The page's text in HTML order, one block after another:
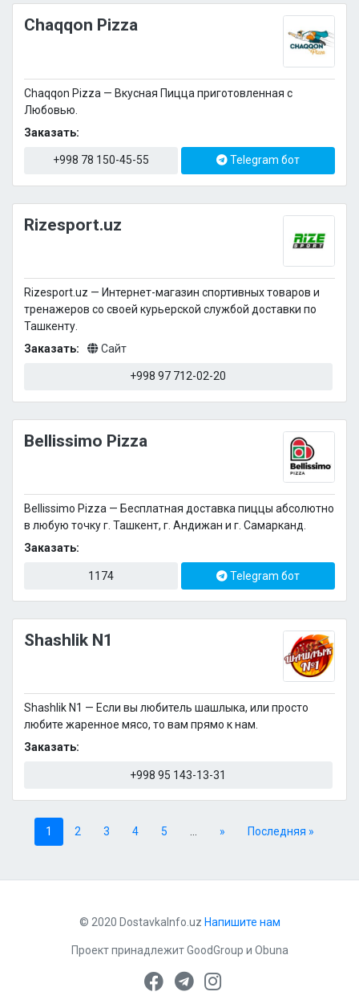
Chaqqon Pizza
Chaqqon Pizza — Вкусная Пицца приготовленная с
Любовью.
Заказать:
+998 78 150-45-55 Telegram бот
Rizesport.uz
Rizesport.uz — Интернет-магазин спортивных товаров и
тренажеров со своей курьерской службой доставки по
Ташкенту.
Заказать:
Сайт
+998 97 712-02-20
Bellissimo Pizza
Bellissimo Pizza — Бесплатная доставка пиццы абсолютно
в любую точку г. Ташкент, г. Андижан и г. Самарканд.
Заказать:
1174 Telegram бот
Shashlik N1
Shashlik N1 — Если вы любитель шашлыка, или просто
любите жаренное мясо, то вам прямо к нам.
Заказать:
+998 95 143-13-31
1 2 3 4 5 » Последняя »
© 2020 DostavkaInfo.uz Напишите нам
Проект принадлежитGoodGroup и Obuna